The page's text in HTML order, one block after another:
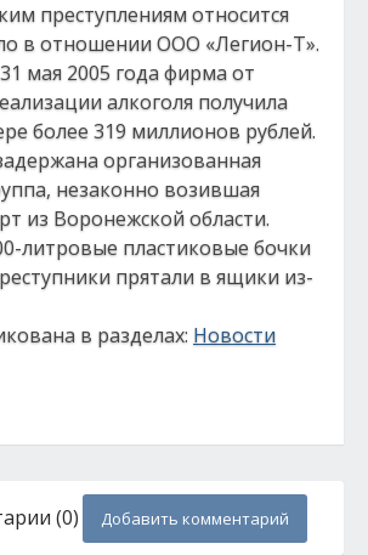
преступлениям относится
в отношении ООО «Легион-Т».
мая 2005 года фирма от
алкоголя получила
более 319 миллионов рублей.
организованная
незаконно возившая
из Воронежской области.
литровые пластиковые бочки
прятали в ящики из-
в разделах: Новости
(0) Добавить комментарий